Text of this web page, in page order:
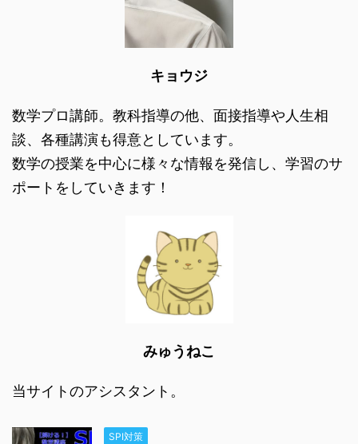
キョウジ
数学プロ講師。教科指導の他、面接指導や人生相
談、各種講演も得意としています。
数学の授業を中心に様々な情報を発信し、学習のサ
ポートをしていきます！
みゅうねこ
当サイトのアシスタント。
SPI対策